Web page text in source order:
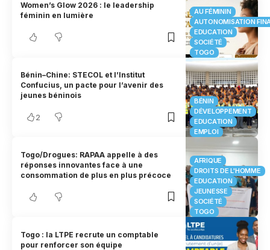
AU FÉMININ
AUTONOMISATION
EDUCATION
SOCIÉTÉ
TOGO
Women’s Glow 2026 : le leadership
féminin en lumière
BÉNIN
DÉVELOPPEMENT
EDUCATION
EMPLOI
Bénin–Chine: STECOL et l’Institut
Confucius, un pacte pour l’avenir des
jeunes béninois
2
AFRIQUE
DROITS DE L'HOMME
EDUCATION
JEUNESSE
SOCIÉTÉ
TOGO
Togo/Drogues: RAPAA appelle à des
réponses innovantes face à une
consommation de plus en plus précoce
Togo : la LTPE recrute un comptable
pour renforcer son équipe